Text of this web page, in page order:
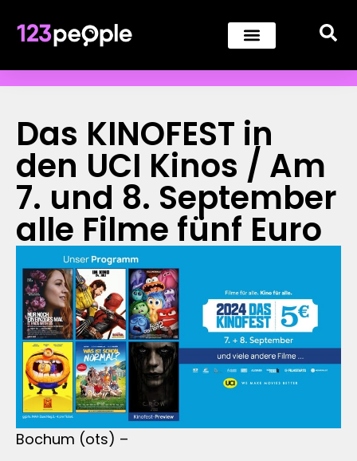
Das KINOFEST in
den UCI Kinos / Am
7. und 8. September
alle Filme fünf Euro
Bochum (ots) –